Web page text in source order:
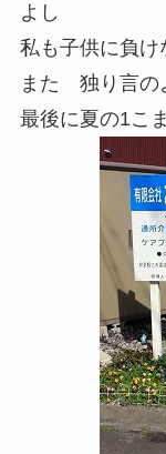
よし
私も子供に負
また 独り言の
最後に夏の1こ